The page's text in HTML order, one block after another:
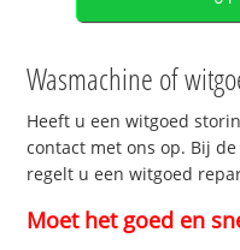
Wasmachine of
Heeft u een witgoed
contact met ons op. Bij
regelt u een witgoed
Moet het goed en